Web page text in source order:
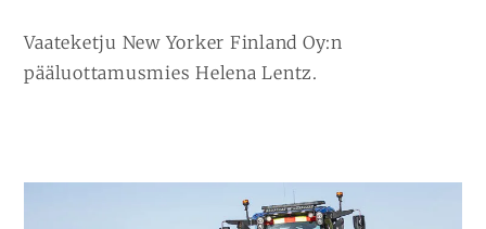
Vaateketju New Yorker Finland Oy:n
pääluottamusmies Helena Lentz.